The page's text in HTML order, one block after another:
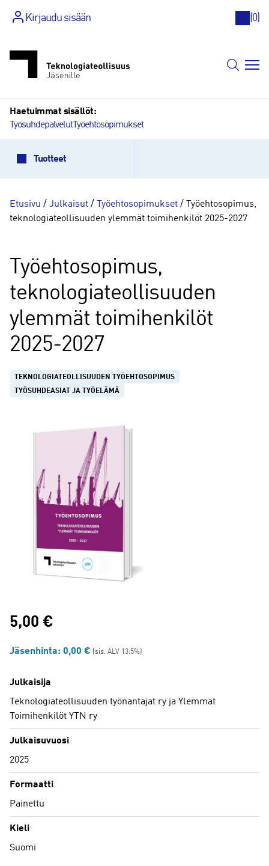
sisältöön
Kirjaudu sisään (0)
Haetuimmat sisällöt:
TyösuhdepalvelutTyöehtosopimukset
Tuotteet
Etusivu / Julkaisut / Työehtosopimukset / Työehtosopimus,
teknologiateollisuuden ylemmät toimihenkilöt 2025-2027
Työehtosopimus,
teknologiateollisuuden
ylemmät toimihenkilöt
2025-2027
TEKNOLOGIATEOLLISUUDEN TYÖEHTOSOPIMUS
TYÖSUHDEASIAT JA TYÖELÄMÄ
5,00 €
Jäsenhinta: 0,00 € (sis. ALV 13.5%)
Julkaisija
Teknologiateollisuuden työnantajat ry ja Ylemmät
Toimihenkilöt YTN ry
Julkaisuvuosi
2025
Formaatti
Painettu
Kieli
Suomi